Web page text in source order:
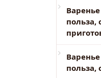
польза,
польза,